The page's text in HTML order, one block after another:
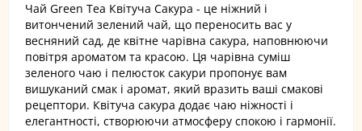
Чай Green Tea Квітуча Сакура - це ніжний і
витончений зелений чай, що переносить вас у
весняний сад, де квітне чарівна сакура, наповнюючи
повітря ароматом та красою. Ця чарівна суміш
зеленого чаю і пелюсток сакури пропонує вам
вишуканий смак і аромат, який вразить ваші смакові
рецептори. Квітуча сакура додає чаю ніжності і
елегантності, створюючи атмосферу спокою і гармонії.